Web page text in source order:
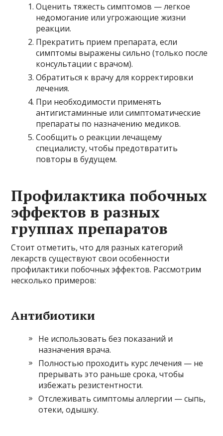
Оценить тяжесть симптомов — легкое
недомогание или угрожающие жизни
реакции.
Прекратить прием препарата, если
симптомы выражены сильно (только после
консультации с врачом).
Обратиться к врачу для корректировки
лечения.
При необходимости применять
антигистаминные или симптоматические
препараты по назначению медиков.
Сообщить о реакции лечащему
специалисту, чтобы предотвратить
повторы в будущем.
Профилактика побочных
эффектов в разных
группах препаратов
Стоит отметить, что для разных категорий
лекарств существуют свои особенности
профилактики побочных эффектов. Рассмотрим
несколько примеров:
Антибиотики
Не использовать без показаний и
назначения врача.
Полностью проходить курс лечения — не
прерывать это раньше срока, чтобы
избежать резистентности.
Отслеживать симптомы аллергии — сыпь,
отеки, одышку.